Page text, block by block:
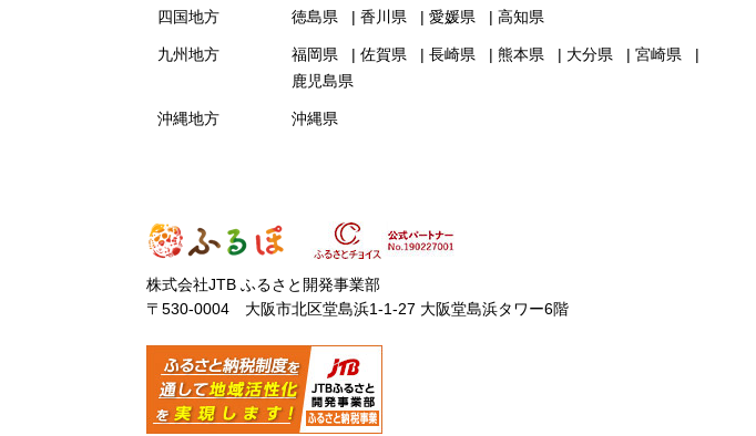
四国地方 徳島県 香川県 愛媛県 高知県
九州地方 福岡県 佐賀県 長崎県 熊本県 大分県
宮崎県
鹿児島県
沖縄地方 沖縄県
株式会社JTB ふるさと開発事業部
〒530-0004 大阪市北区堂島浜1-1-27 大阪堂島浜タワー6階